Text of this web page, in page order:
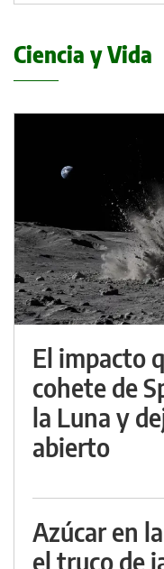
Ciencia y Vida
El impacto
cohete de
la Luna y
abierto
Azúcar en
el truco de